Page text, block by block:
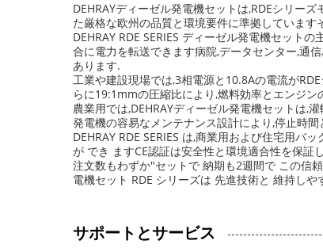
DEHRAYディーゼル発電機セットは,RDEシリー
た厳格な欧州の品質と環境要件に準拠していま
DEHRAY RDE SERIES ディーゼル発電機セット
合に電力を転送できます病院,データセンター,通
あります.
工業や建設現場では,3相電源と10.8Aの電流が
らに19:1mmの圧縮比により,燃料効率とエンジ
農業用では,DEHRAYディーゼル発電機セットは,
発電機の容易なメンテナンス設計により,停止時
DEHRAY RDE SERIES は,商業用および住宅用
が でき ますCE認証は安全性と環境適合性を保証
注文数もわずか"セットで 納期も2週間で この信
電機セット RDE シリーズは 先進技術と 維持し
サポートとサービス